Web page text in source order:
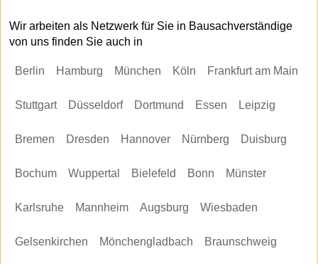
Wir arbeiten als Netzwerk für Sie in Bausachverständige
von uns finden Sie auch in
Berlin Hamburg München Köln Frankfurt am Main
Stuttgart Düsseldorf Dortmund Essen Leipzig
Bremen Dresden Hannover Nürnberg Duisburg
Bochum Wuppertal Bielefeld Bonn Münster
Karlsruhe Mannheim Augsburg Wiesbaden
Gelsenkirchen Mönchengladbach Braunschweig